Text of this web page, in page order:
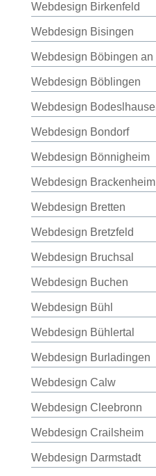
Webdesign Birkenfeld
Webdesign Bisingen
Webdesign Böbingen an
Webdesign Böblingen
Webdesign
Webdesign Bondorf
Webdesign Bönnigheim
Webdesign Brackenheim
Webdesign Bretten
Webdesign Bretzfeld
Webdesign Bruchsal
Webdesign Buchen
Webdesign Bühl
Webdesign Bühlertal
Webdesign Burladingen
Webdesign Calw
Webdesign Cleebronn
Webdesign Crailsheim
Webdesign Darmstadt